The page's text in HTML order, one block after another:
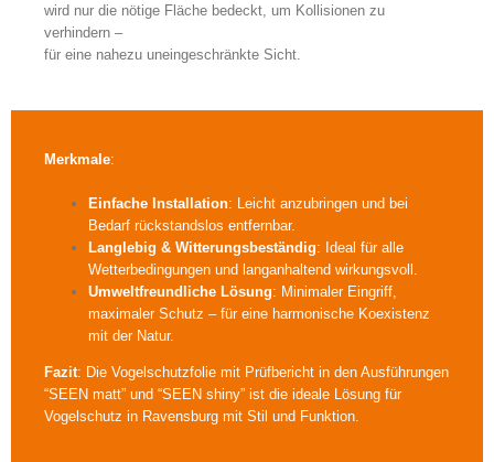
wird nur die nötige Fläche bedeckt, um Kollisionen zu
verhindern –
für eine nahezu uneingeschränkte Sicht.
Merkmale:
Einfache Installation: Leicht anzubringen und bei
Bedarf rückstandslos entfernbar.
Langlebig & Witterungsbeständig: Ideal für alle
Wetterbedingungen und langanhaltend wirkungsvoll.
Umweltfreundliche Lösung: Minimaler Eingriff,
maximaler Schutz – für eine harmonische Koexistenz
mit der Natur.
Fazit: Die Vogelschutzfolie mit Prüfbericht in den Ausführungen
“SEEN matt” und “SEEN shiny” ist die ideale Lösung für
Vogelschutz in Ravensburg mit Stil und Funktion.